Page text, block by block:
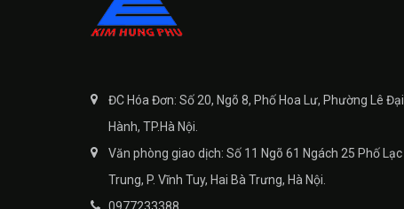
ĐC Hóa Đơn: Số 20, Ngõ 8, Phố Hoa Lư, Phường Lê Đại
Hành, TP.Hà Nội.
Văn phòng giao dịch: Số 11 Ngõ 61 Ngách 25 Phố Lạc
Trung, P. Vĩnh Tuy, Hai Bà Trưng, Hà Nội.